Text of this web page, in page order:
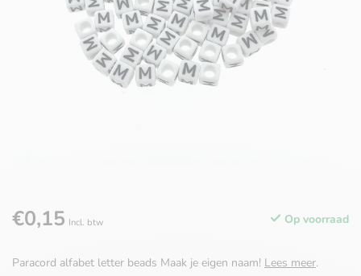
€0,15 Incl. btw Op voorraad
Paracord alfabet letter beads Maak je eigen naam! Lees meer.